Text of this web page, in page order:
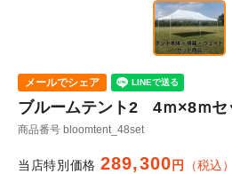
ブルームテント2 4ｍ×8ｍセ
商品番号 bloomtent_48set
当店特別価格 289,300 税込
メールでシェア